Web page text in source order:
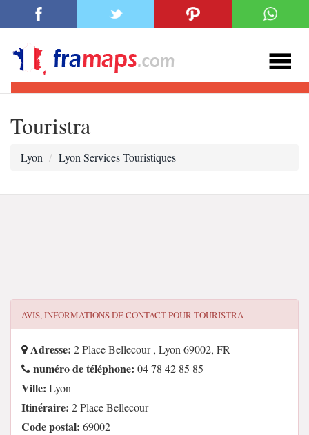
Touristra
Lyon Lyon Services Touristiques
AVIS, INFORMATIONS DE CONTACT POURTOURISTRA
Adresse: 2 Place Bellecour , Lyon 69002, FR
numéro de téléphone: 04 78 42 85 85
Ville: Lyon
Itinéraire: 2 Place Bellecour
Code postal: 69002